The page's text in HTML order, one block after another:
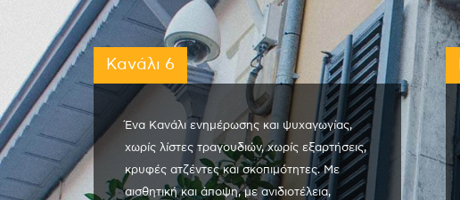
Κανάλι 6
Ένα Κανάλι ενημέρωσης και ψυχαγωγίας,
χωρίς λίστες τραγουδιών, χωρίς εξαρτήσεις,
κρυφές ατζέντες και σκοπιμότητες. Με
αισθητική και άποψη, με ανιδιοτέλεια,